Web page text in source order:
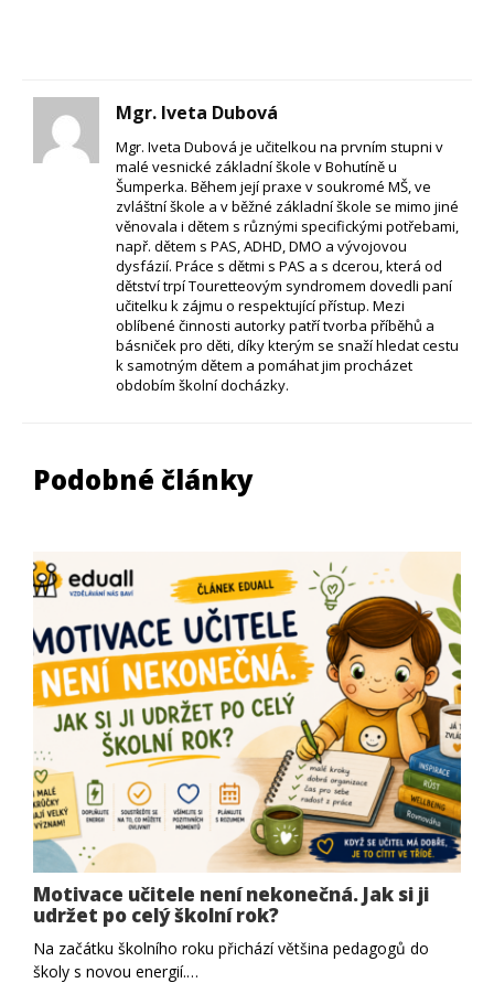
Mgr. Iveta Dubová
Mgr. Iveta Dubová je učitelkou na prvním stupni v
malé vesnické základní škole v Bohutíně u
Šumperka. Během její praxe v soukromé MŠ, ve
zvláštní škole a v běžné základní škole se mimo jiné
věnovala i dětem s různými specifickými potřebami,
např. dětem s PAS, ADHD, DMO a vývojovou
dysfázií. Práce s dětmi s PAS a s dcerou, která od
dětství trpí Touretteovým syndromem dovedli paní
učitelku k zájmu o respektující přístup. Mezi
oblíbené činnosti autorky patří tvorba příběhů a
básniček pro děti, díky kterým se snaží hledat cestu
k samotným dětem a pomáhat jim procházet
obdobím školní docházky.
Podobné články
Motivace učitele není nekonečná. Jak si ji
udržet po celý školní rok?
Na začátku školního roku přichází většina pedagogů do
školy s novou energií.…